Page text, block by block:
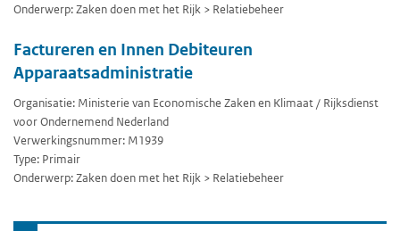
Onderwerp: Zaken doen met het Rijk > Relatiebeheer
Factureren en Innen Debiteuren
Apparaatsadministratie
Organisatie: Ministerie van Economische Zaken en Klimaat / Rijksdienst
voor Ondernemend Nederland
Verwerkingsnummer: M1939
Type: Primair
Onderwerp: Zaken doen met het Rijk > Relatiebeheer